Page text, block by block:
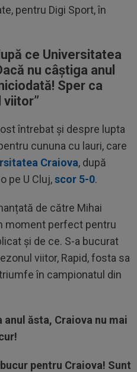
pentru Digi Sport, în
ce Universitatea
acă nu câștiga anul
Sper ca
viitor”
întrebat și despre lupta
cununa cu lauri, care
Craiova, după
pe U Cluj,scor 5-0.
de către Mihai
moment perfect pentru
și de ce. S-a bucurat
viitor, Rapid, fosta sa
în campionatul din
anul ăsta, Craiova nu mai
pentru Craiova! Sunt